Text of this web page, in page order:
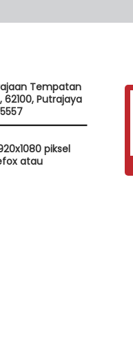
Tempatan
62100, Putrajaya
piksel
atau